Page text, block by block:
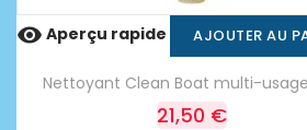
 Aperçu rapide AJOUTER AU
Nettoyant Clean Boat multi-usage
21,50 €